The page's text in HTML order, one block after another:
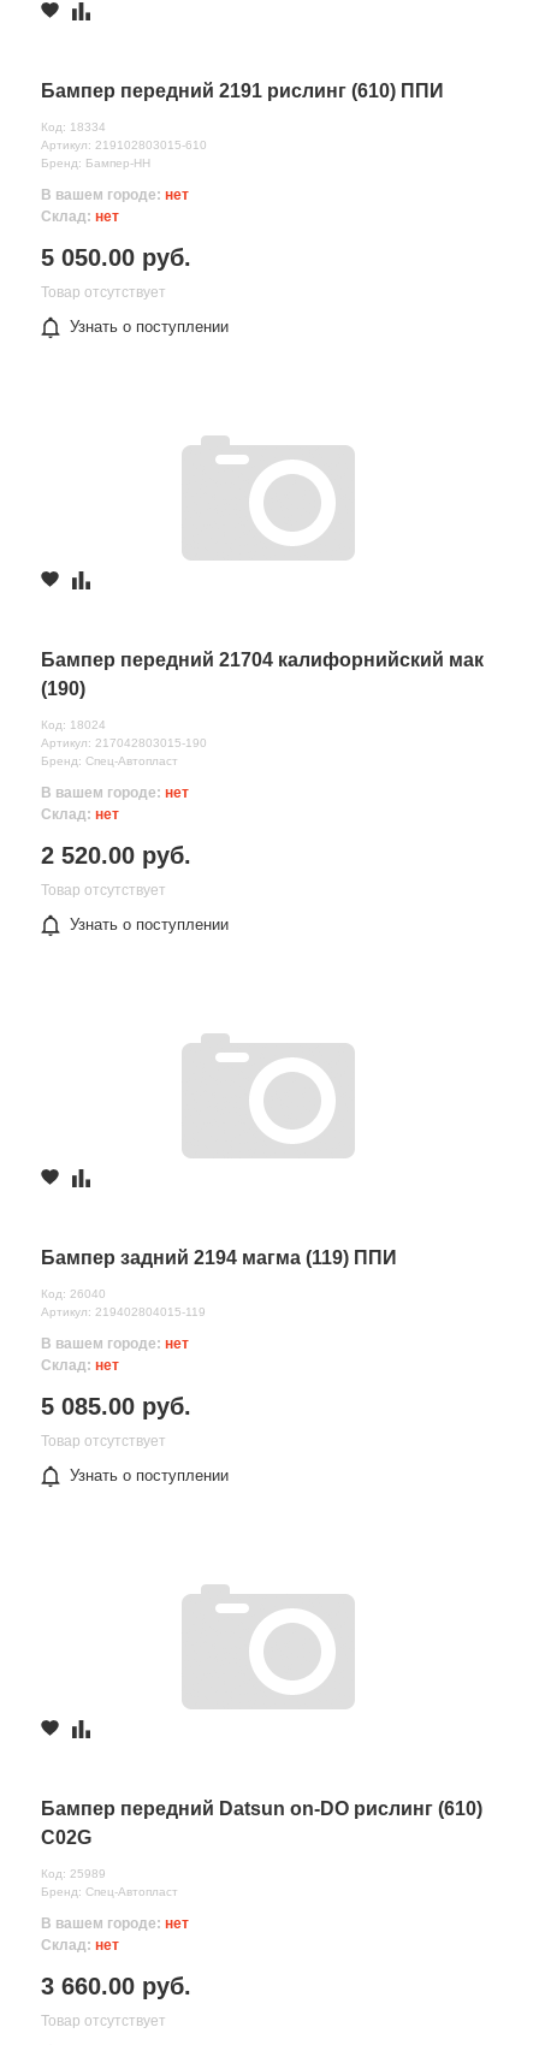
Бампер передний 2191 рислинг (610) ППИ
Код: 18334
Артикул: 219102803015-610
Бренд: Бампер-НН
В вашем городе: нет
Склад: нет
5 050.00 руб.
Товар отсутствует
Узнать о поступлении
Бампер передний 21704 калифорнийский мак
(190)
Код: 18024
Артикул: 217042803015-190
Бренд: Спец-Автопласт
В вашем городе: нет
Склад: нет
2 520.00 руб.
Товар отсутствует
Узнать о поступлении
Бампер задний 2194 магма (119) ППИ
Код: 26040
Артикул: 219402804015-119
В вашем городе: нет
Склад: нет
5 085.00 руб.
Товар отсутствует
Узнать о поступлении
Бампер передний Datsun on-DO рислинг (610)
C02G
Код: 25989
Бренд: Спец-Автопласт
В вашем городе: нет
Склад: нет
3 660.00 руб.
Товар отсутствует